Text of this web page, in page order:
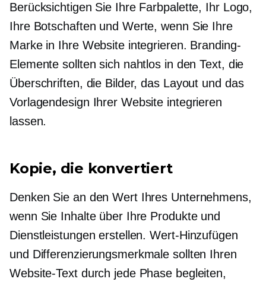
Berücksichtigen Sie Ihre Farbpalette, Ihr Logo,
Ihre Botschaften und Werte, wenn Sie Ihre
Marke in Ihre Website integrieren. Branding-
Elemente sollten sich nahtlos in den Text, die
Überschriften, die Bilder, das Layout und das
Vorlagendesign Ihrer Website integrieren
lassen.
Kopie, die konvertiert
Denken Sie an den Wert Ihres Unternehmens,
wenn Sie Inhalte über Ihre Produkte und
Dienstleistungen erstellen.Wert-Hinzufügen
und Differenzierungsmerkmale sollten Ihren
Website-Text durch jede Phase begleiten,